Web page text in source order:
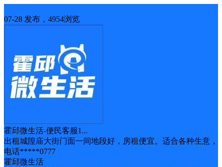
07-28 发布，4954浏览
霍邱微生活-便民客服1...
出租城隍庙大街门面一间地段好，房租便宜。适合各种生意，
电话*****0777
霍邱微生活